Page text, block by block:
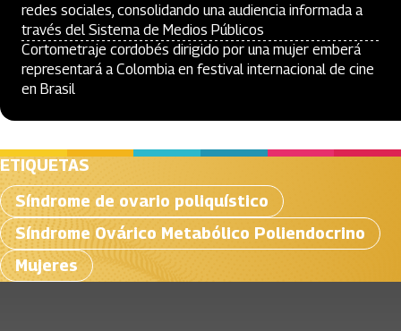
redes sociales, consolidando una audiencia informada a
través del Sistema de Medios Públicos
Cortometraje cordobés dirigido por una mujer emberá
representará a Colombia en festival internacional de cine
en Brasil
ETIQUETAS
Síndrome de ovario poliquístico
Síndrome Ovárico Metabólico Poliendocrino
Mujeres